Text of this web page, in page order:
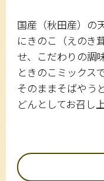
国産（秋田産）の
にきのこ（えのき
せ、こだわりの調
ときのこミックスで
そのままそばやう
どんとしてお召し